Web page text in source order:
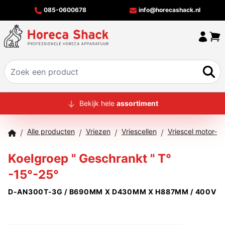
085-0600678 info@horecashack.nl
HOME
OVER ONS
MERKEN
CONTACT
Bekijk hele assortiment
/ Alle producten / Vriezen / Vriescellen / Vriescel motor-
Koelgroep " Geschrankt " T°
-15°-25°
D-AN300T-3G / B690MM X D430MM X H887MM / 400V